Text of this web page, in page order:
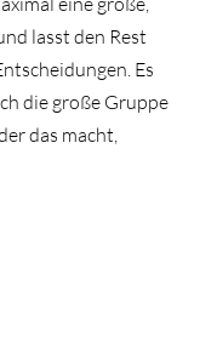
lasst den Rest
Es
die große Gruppe
das macht,